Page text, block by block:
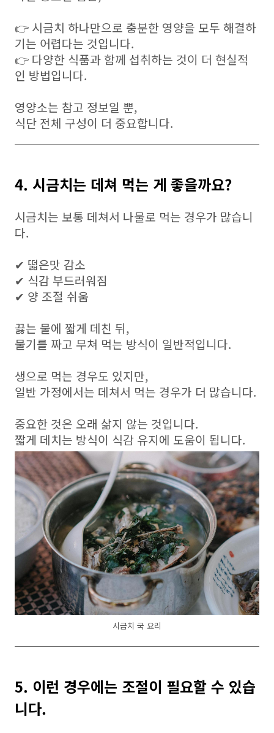
👉 시금치 하나만으로 충분한 영양을 모두 해결하
기는 어렵다는 것입니다.
👉 다양한 식품과 함께 섭취하는 것이 더 현실적
인 방법입니다.
영양소는 참고 정보일 뿐,
식단 전체 구성이 더 중요합니다.
4. 시금치는 데쳐 먹는 게 좋을까요?
시금치는 보통 데쳐서 나물로 먹는 경우가 많습니
다.
✔ 떫은맛 감소
✔ 식감 부드러워짐
✔ 양 조절 쉬움
끓는 물에 짧게 데친 뒤,
물기를 짜고 무쳐 먹는 방식이 일반적입니다.
생으로 먹는 경우도 있지만,
일반 가정에서는 데쳐서 먹는 경우가 더 많습니다.
중요한 것은 오래 삶지 않는 것입니다.
짧게 데치는 방식이 식감 유지에 도움이 됩니다.
시금치 국 요리
5. 이런 경우에는 조절이 필요할 수 있습
니다.